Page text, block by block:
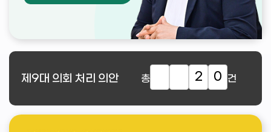
제9대 의회 처리 의안 총 2 0 건